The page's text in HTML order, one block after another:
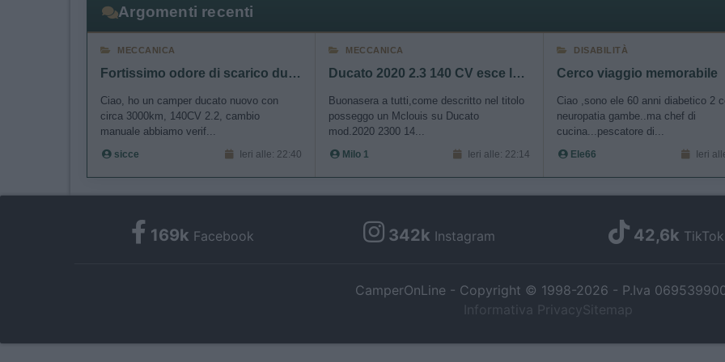
Argomenti recenti
MECCANICA
Fortissimo odore di scarico durante rigeneraz FAP
Ciao, ho un camper ducato nuovo con
circa 3000km, 140CV 2.2, cambio
manuale abbiamo verif...
sicce Ieri alle: 22:40
MECCANICA
Ducato 2020 2.3 140 CV esce la prima marcia
Buonasera a tutti,come descritto nel titolo
posseggo un Mclouis su Ducato
mod.2020 2300 14...
Milo 1 Ieri alle: 22:14
DISABILITÀ
Cerco viaggio memorabile
Ciao ,sono ele 60 anni diabetico 2
neuropatia gambe..ma chef di
cucina...pescatore di...
Ele66 Ieri
169k Facebook 342k Instagram 42,6k TikTok
CamperOnLine - Copyright © 1998-2026 - P.Iva
Informativa Privacy Sitemap